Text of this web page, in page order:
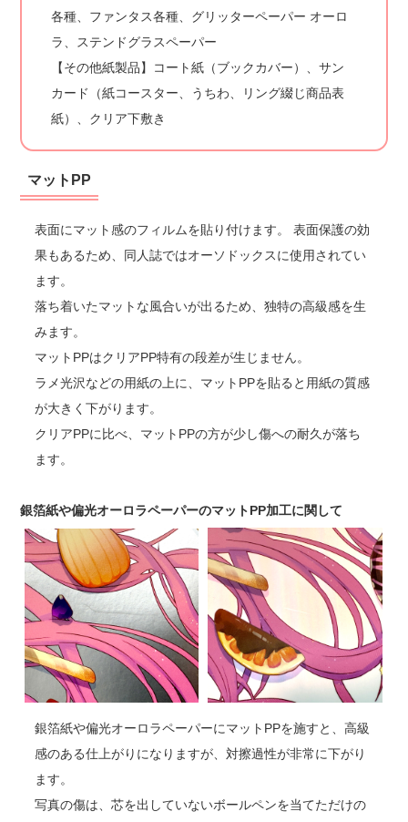
各種、ファンタス各種、グリッターペーパー オーロ
ラ、ステンドグラスペーパー
【その他紙製品】コート紙（ブックカバー）、サン
カード（紙コースター、うちわ、リング綴じ商品表
紙）、クリア下敷き
マットPP
表面にマット感のフィルムを貼り付けます。 表面保護の効
果もあるため、同人誌ではオーソドックスに使用されてい
ます。
落ち着いたマットな風合いが出るため、独特の高級感を生
みます。
マットPPはクリアPP特有の段差が生じません。
ラメ光沢などの用紙の上に、マットPPを貼ると用紙の質感
が大きく下がります。
クリアPPに比べ、マットPPの方が少し傷への耐久が落ち
ます。
銀箔紙や偏光オーロラペーパーのマットPP加工に関して
銀箔紙や偏光オーロラペーパーにマットPPを施すと、高級
感のある仕上がりになりますが、対擦過性が非常に下がり
ます。
写真の傷は、芯を出していないボールペンを当てただけの